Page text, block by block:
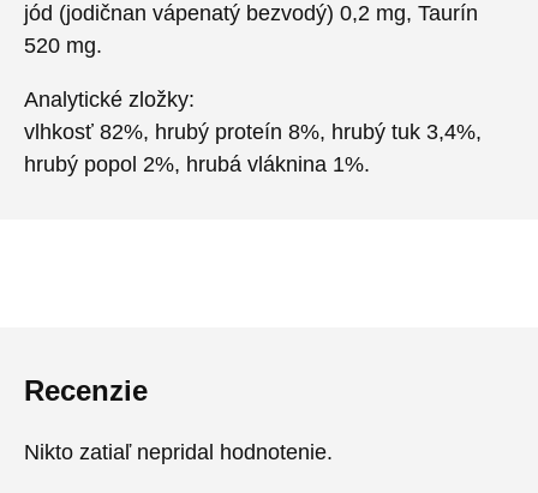
jód (jodičnan vápenatý bezvodý) 0,2 mg, Taurín
520 mg.
Analytické zložky:
vlhkosť 82%, hrubý proteín 8%, hrubý tuk 3,4%,
hrubý popol 2%, hrubá vláknina 1%.
Recenzie
Nikto zatiaľ nepridal hodnotenie.